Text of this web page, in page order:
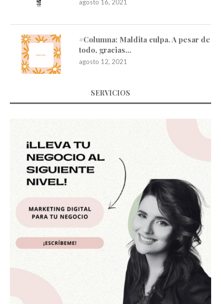
agosto 16, 2021
#Columna: Maldita culpa. A pesar de
todo, gracias…
agosto 12, 2021
SERVICIOS